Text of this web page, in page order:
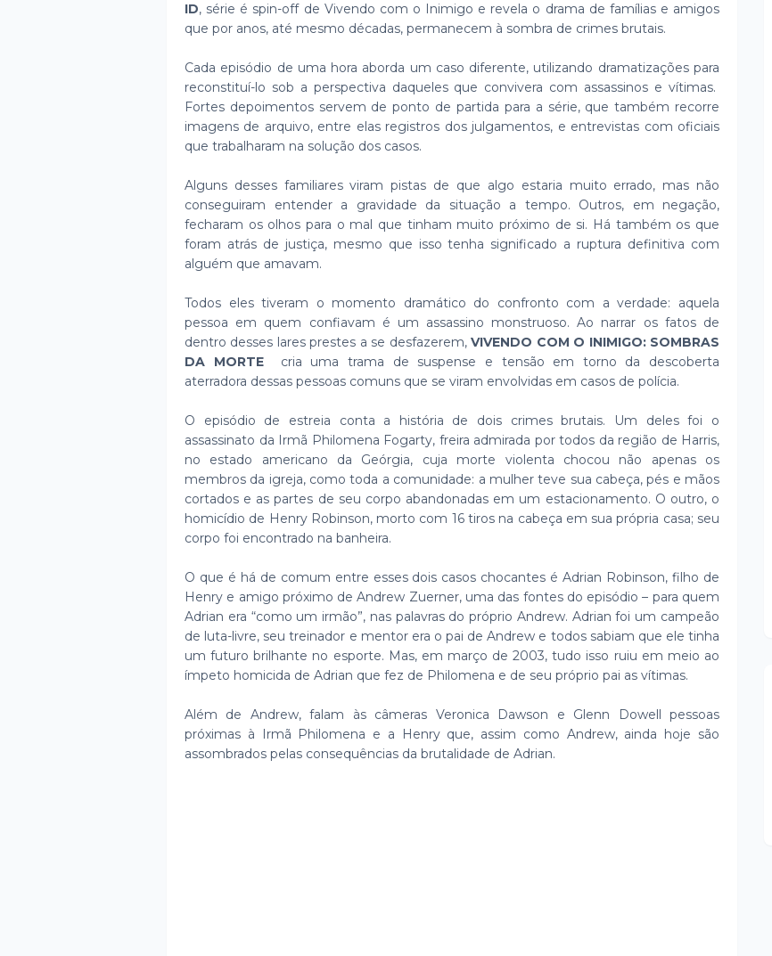
ID, série é spin-off de Vivendo com o Inimigo e revela o drama de famílias e amigos
que por anos, até mesmo décadas, permanecem à sombra de crimes brutais.
Cada episódio de uma hora aborda um caso diferente, utilizando dramatizações para
reconstituí-lo sob a perspectiva daqueles que convivera com assassinos e vítimas.
Fortes depoimentos servem de ponto de partida para a série, que também recorre
imagens de arquivo, entre elas registros dos julgamentos, e entrevistas com oficiais
que trabalharam na solução dos casos.
Alguns desses familiares viram pistas de que algo estaria muito errado, mas não
conseguiram entender a gravidade da situação a tempo. Outros, em negação,
fecharam os olhos para o mal que tinham muito próximo de si. Há também os que
foram atrás de justiça, mesmo que isso tenha significado a ruptura definitiva com
alguém que amavam.
Todos eles tiveram o momento dramático do confronto com a verdade: aquela
pessoa em quem confiavam é um assassino monstruoso. Ao narrar os fatos de
dentro desses lares prestes a se desfazerem,VIVENDO COM O INIMIGO: SOMBRAS
DA MORTEcria uma trama de suspense e tensão em torno da descoberta
aterradora dessas pessoas comuns que se viram envolvidas em casos de polícia.
O episódio de estreia conta a história de dois crimes brutais. Um deles foi o
assassinato da Irmã Philomena Fogarty, freira admirada por todos da região de Harris,
no estado americano da Geórgia, cuja morte violenta chocou não apenas os
membros da igreja, como toda a comunidade: a mulher teve sua cabeça, pés e mãos
cortados e as partes de seu corpo abandonadas em um estacionamento. O outro, o
homicídio de Henry Robinson, morto com 16 tiros na cabeça em sua própria casa; seu
corpo foi encontrado na banheira.
O que é há de comum entre esses dois casos chocantes é Adrian Robinson, filho de
Henry e amigo próximo de Andrew Zuerner, uma das fontes do episódio – para quem
Adrian era “como um irmão”, nas palavras do próprio Andrew. Adrian foi um campeão
de luta-livre, seu treinador e mentor era o pai de Andrew e todos sabiam que ele tinha
um futuro brilhante no esporte. Mas, em março de 2003, tudo isso ruiu em meio ao
ímpeto homicida de Adrian que fez de Philomena e de seu próprio pai as vítimas.
Além de Andrew, falam às câmeras Veronica Dawson e Glenn Dowell pessoas
próximas à Irmã Philomena e a Henry que, assim como Andrew, ainda hoje são
assombrados pelas consequências da brutalidade de Adrian.